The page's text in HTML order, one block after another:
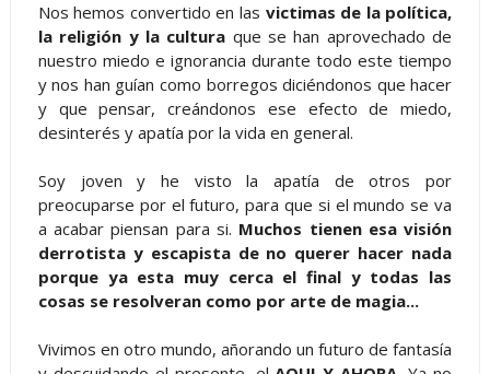
Nos hemos convertido en las victimas de la política,
la religión y la cultura que se han aprovechado de
nuestro miedo e ignorancia durante todo este tiempo
y nos han guían como borregos diciéndonos que hacer
y que pensar, creándonos ese efecto de miedo,
desinterés y apatía por la vida en general.
Soy joven y he visto la apatía de otros por
preocuparse por el futuro, para que si el mundo se va
a acabar piensan para si. Muchos tienen esa visión
derrotista y escapista de no querer hacer nada
porque ya esta muy cerca el final y todas las
cosas se resolveran como por arte de magia...
Vivimos en otro mundo, añorando un futuro de fantasía